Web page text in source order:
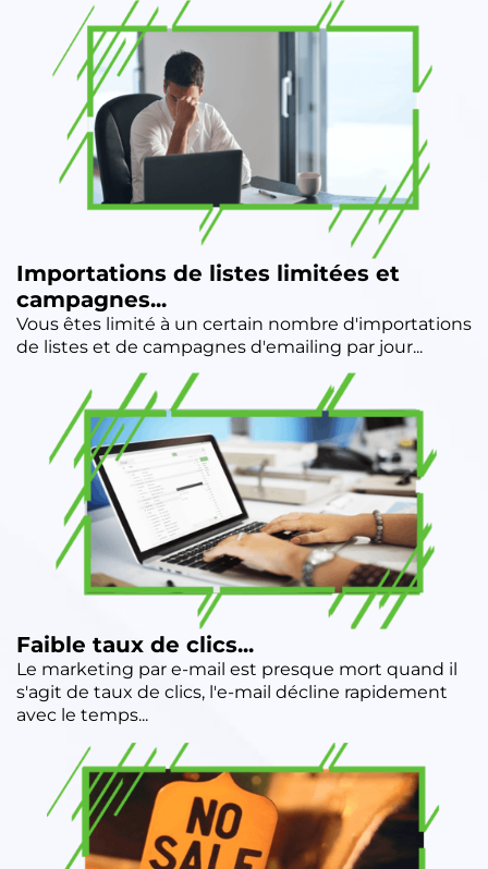
Importations de listes limitées et
campagnes...
Vous êtes limité à un certain nombre d'importations
de listes et de campagnes d'emailing par jour...
Faible taux de clics...
Le marketing par e-mail est presque mort quand il
s'agit de taux de clics, l'e-mail décline rapidement
avec le temps...